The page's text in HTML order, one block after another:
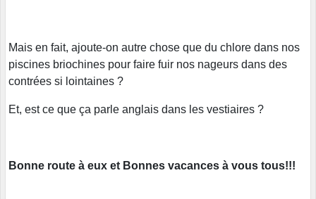
Mais en fait, ajoute-on autre chose que du chlore dans nos
piscines briochines pour faire fuir nos nageurs dans des
contrées si lointaines ?
Et, est ce que ça parle anglais dans les vestiaires ?
Bonne route à eux et Bonnes vacances à vous tous!!!